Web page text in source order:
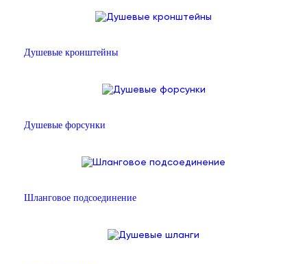
Душевые кронштейны
Душевые форсунки
Шланговое подсоединение